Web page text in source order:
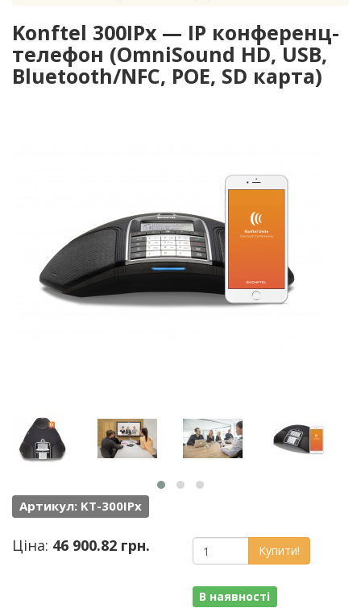
Konftel 300IPx — IP конференц-
телефон (OmniSound HD, USB,
Bluetooth/NFC, POE, SD карта)
Артикул: KT-300IPx
Ціна: 46 900.82 грн. Купити!
В наявності